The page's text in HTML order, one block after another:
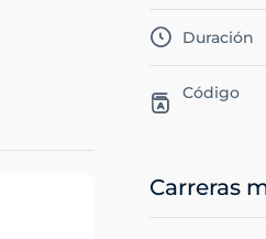
Duración
Código
Carreras